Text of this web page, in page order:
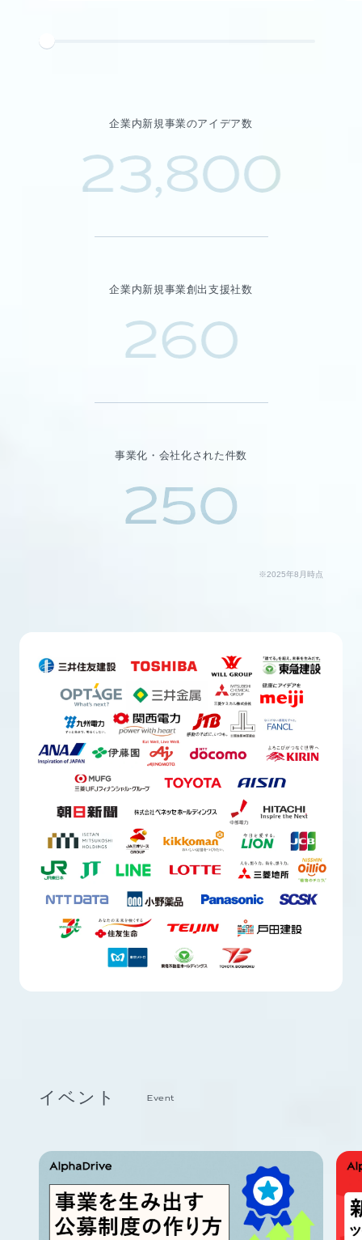
企業内新規事業のアイデア数
23,800
企業内新規事業創出支援社数
260
事業化・会社化された件数
250
※2025年8月時点
イベント Event